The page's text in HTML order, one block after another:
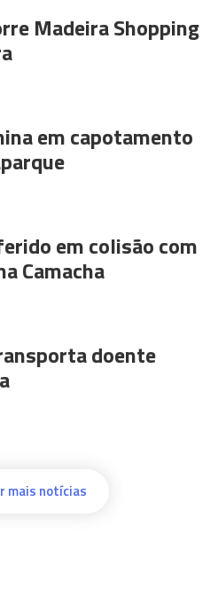
Madeira Shopping
em capotamento
em colisão com
Camacha
doente
mais notícias